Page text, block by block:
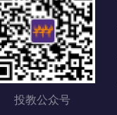
投教公众号